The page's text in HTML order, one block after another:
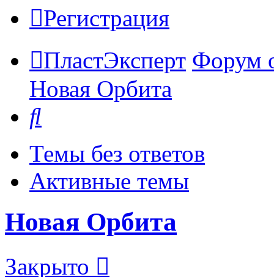
Регистрация
ПластЭксперт Форум
Новая Орбита
Темы без ответов
Активные темы
Новая Орбита
Закрыто